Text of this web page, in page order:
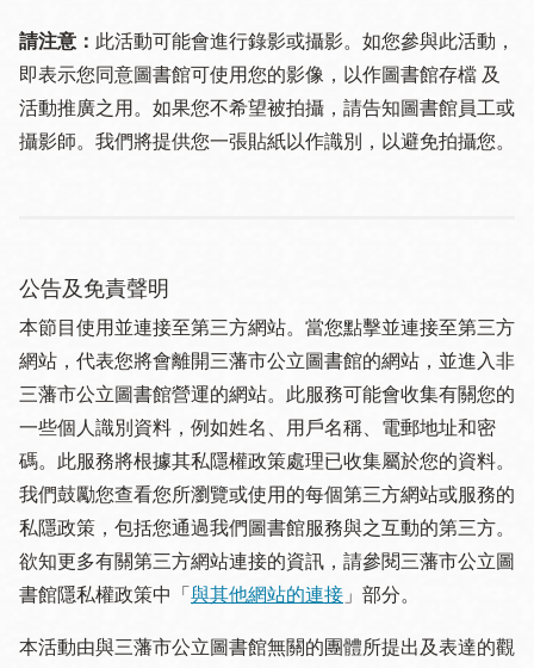
請注意： 此活動可能會進行錄影或攝影。如您參與此活動，
即表示您同意圖書館可使用您的影像，以作圖書館存檔 及
活動推廣之用。如果您不希望被拍攝，請告知圖書館員工或
攝影師。我們將提供您一張貼紙以作識別，以避免拍攝您。
公告及免責聲明
本節目使用並連接至第三方網站。當您點擊並連接至第三方
網站，代表您將會離開三藩市公立圖書館的網站，並進入非
三藩市公立圖書館營運的網站。此服務可能會收集有關您的
一些個人識別資料，例如姓名、用戶名稱、電郵地址和密
碼。此服務將根據其私隱權政策處理已收集屬於您的資料。
我們鼓勵您查看您所瀏覽或使用的每個第三方網站或服務的
私隱政策，包括您通過我們圖書館服務與之互動的第三方。
欲知更多有關第三方網站連接的資訊，請參閱三藩市公立圖
書館隱私權政策中「 與其他網站的連接 」部分。
本活動由與三藩市公立圖書館無關的團體所提出及表達的觀